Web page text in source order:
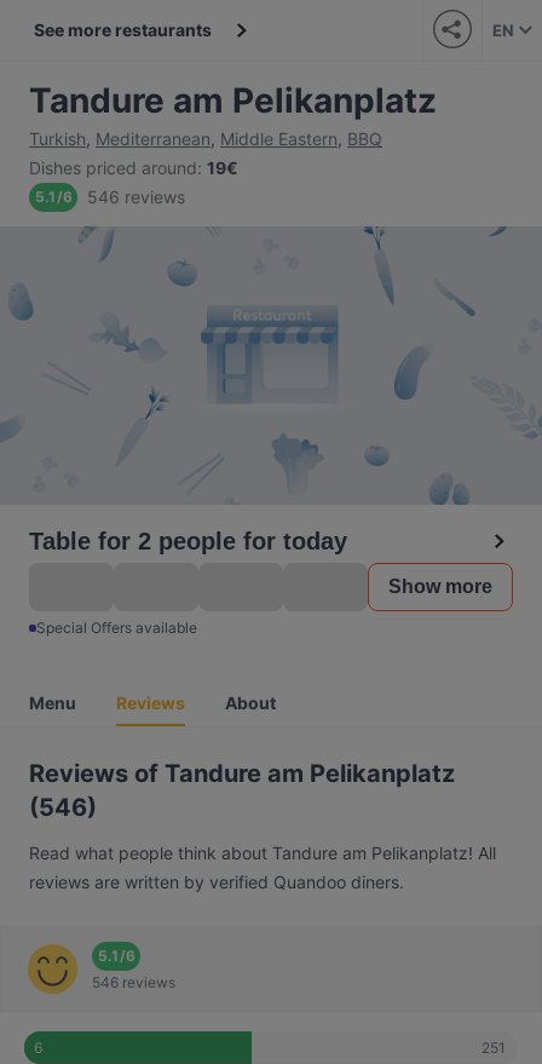
See more restaurants EN
Tandure am Pelikanplatz
Turkish, Mediterranean, Middle Eastern, BBQ
Dishes priced around: 19€
5.1/6 546 reviews
Table for 2 people for today
Show more
Special Offers available
Menu Reviews About
Reviews of Tandure am Pelikanplatz
(546)
Read what people think about Tandure am Pelikanplatz! All
reviews are written by verified Quandoo diners.
5.1/6
546 reviews
6 251